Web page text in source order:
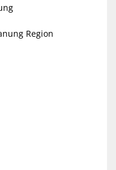
Region